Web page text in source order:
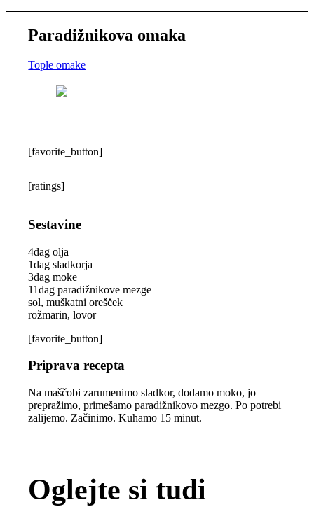
Paradižnikova omaka
Tople omake
[favorite_button]
[ratings]
Sestavine
4dag olja
1dag sladkorja
3dag moke
11dag paradižnikove mezge
sol, muškatni orešček
rožmarin, lovor
[favorite_button]
Priprava recepta
Na maščobi zarumenimo sladkor, dodamo moko, jo
prepražimo, primešamo paradižnikovo mezgo. Po potrebi
zalijemo. Začinimo. Kuhamo 15 minut.
Oglejte si tudi